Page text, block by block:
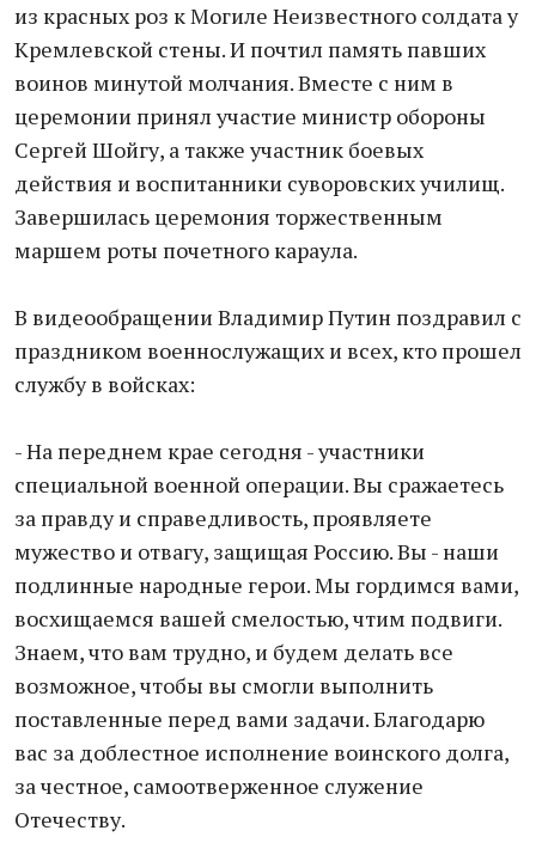
из красных роз к Могиле Неизвестного солдата у
Кремлевской стены. И почтил память павших
воинов минутой молчания. Вместе с ним в
церемонии принял участие министр обороны
Сергей Шойгу, а также участник боевых
действия и воспитанники суворовских училищ.
Завершилась церемония торжественным
маршем роты почетного караула.
В видеообращении Владимир Путин поздравил с
праздником военнослужащих и всех, кто прошел
службу в войсках:
- На переднем крае сегодня - участники
специальной военной операции. Вы сражаетесь
за правду и справедливость, проявляете
мужество и отвагу, защищая Россию. Вы - наши
подлинные народные герои. Мы гордимся вами,
восхищаемся вашей смелостью, чтим подвиги.
Знаем, что вам трудно, и будем делать все
возможное, чтобы вы смогли выполнить
поставленные перед вами задачи. Благодарю
вас за доблестное исполнение воинского долга,
за честное, самоотверженное служение
Отечеству.